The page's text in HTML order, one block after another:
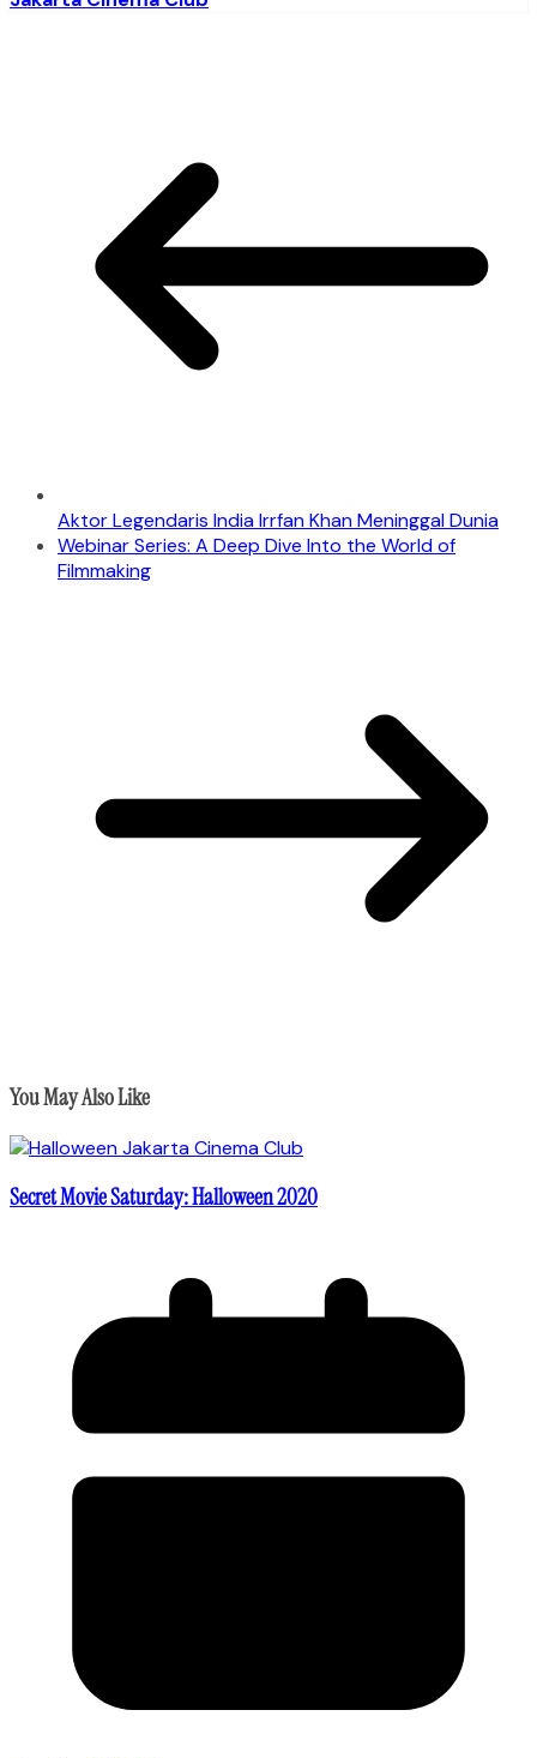
Aktor Legendaris India Irrfan Khan Meninggal Dunia
Webinar Series: A Deep Dive Into the World of
Filmmaking
You May Also Like
Secret Movie Saturday: Halloween 2020